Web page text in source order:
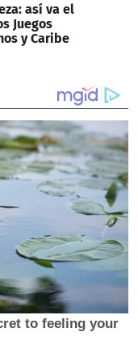
así va el
Juegos
y Caribe